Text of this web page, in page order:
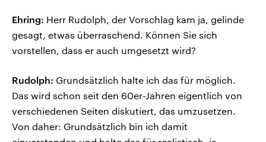
Ehring: Herr Rudolph, der Vorschlag kam ja, gelinde
gesagt, etwas überraschend. Können Sie sich
vorstellen, dass er auch umgesetzt wird?
Rudolph: Grundsätzlich halte ich das für möglich.
Das wird schon seit den 60er-Jahren eigentlich von
verschiedenen Seiten diskutiert, das umzusetzen.
Von daher: Grundsätzlich bin ich damit